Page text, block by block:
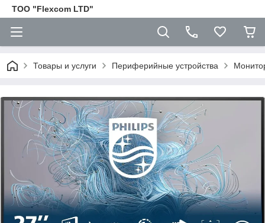
ТОО "Flexcom LTD"
Товары и услуги Периферийные устройства